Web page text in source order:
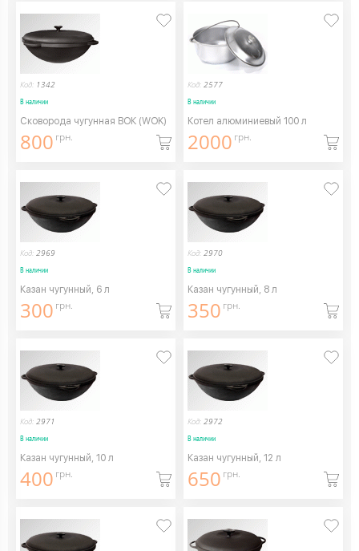
Код: 1342
В наличии
Сковорода чугунная ВОК (WOK)
800 грн.
Код: 2577
В наличии
Котел алюминиевый 100 л
2000 грн.
Код: 2969
В наличии
Казан чугунный, 6 л
300 грн.
Код: 2970
В наличии
Казан чугунный, 8 л
350 грн.
Код: 2971
В наличии
Казан чугунный, 10 л
400 грн.
Код: 2972
В наличии
Казан чугунный, 12 л
650 грн.